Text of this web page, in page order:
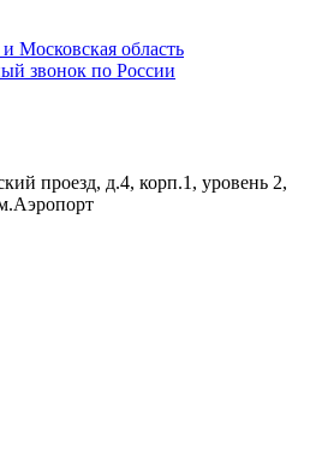
Московская область
звонок по России
проезд, д.4, корп.1, уровень 2,